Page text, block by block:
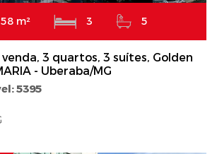
m² 3 5
3 quartos, 3 suítes, Golden
- Uberaba/MG
5395